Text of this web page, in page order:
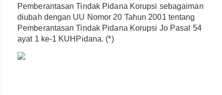
Pemberantasan Tindak Pidana Korupsi sebagaiman
diubah dengan UU Nomor 20 Tahun 2001 tentang
Pemberantasan Tindak Pidana Korupsi Jo Pasal 54
ayat 1 ke-1 KUHPidana. (*)